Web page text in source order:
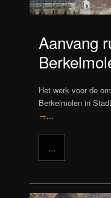
Aanvang
Het werk voor de
Berkelmolen in
→...
...